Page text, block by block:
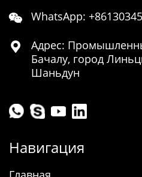
 WhatsApp:

Адрес:
Бачалу, город
Шаньдун
Навигация